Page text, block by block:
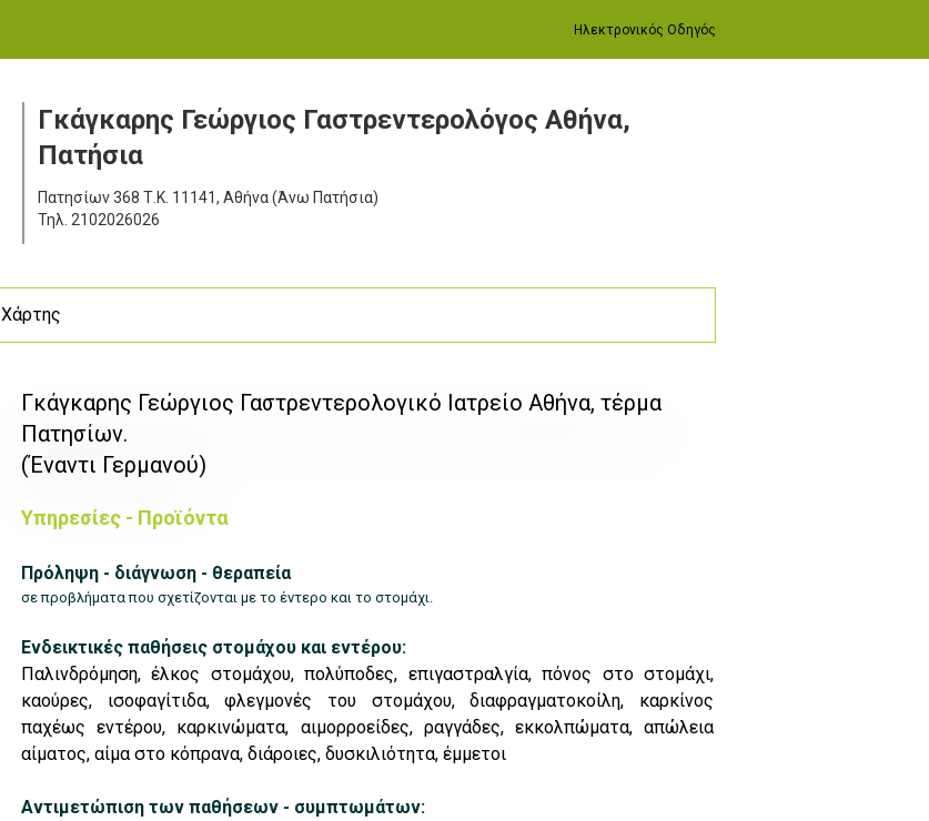
Ηλεκτρονικός Οδηγός
Γκάγκαρης Γεώργιος Γαστρεντερολόγος Αθήνα,
Πατήσια
Πατησίων 368 Τ.Κ. 11141, Αθήνα (Άνω Πατήσια)
Τηλ. 2102026026
Χάρτης
Γκάγκαρης Γεώργιος Γαστρεντερολογικό Ιατρείο Αθήνα, τέρμα
Πατησίων.
(Έναντι Γερμανού)
Υπηρεσίες - Προϊόντα
Πρόληψη - διάγνωση - θεραπεία
σε προβλήματα που σχετίζονται με το έντερο και το στομάχι.
Ενδεικτικές παθήσεις στομάχου και εντέρου:
Παλινδρόμηση, έλκος στομάχου, πολύποδες, επιγαστραλγία, πόνος στο στομάχι,
καούρες, ισοφαγίτιδα, φλεγμονές του στομάχου, διαφραγματοκοίλη, καρκίνος
παχέως εντέρου, καρκινώματα, αιμορροείδες, ραγγάδες, εκκολπώματα, απώλεια
αίματος, αίμα στο κόπρανα, διάροιες, δυσκιλιότητα, έμμετοι
Αντιμετώπιση των παθήσεων - συμπτωμάτων: